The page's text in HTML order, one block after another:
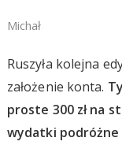
Michał
Ruszyła kolejna
założenie konta.
proste 300 zł na
wydatki